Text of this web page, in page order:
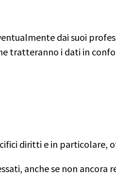
dai suoi
tratteranno i dati in
diritti e in particolare,
anche se non